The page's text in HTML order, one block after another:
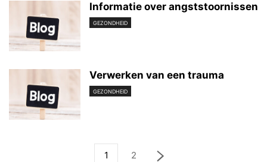
Informatie over angststoornissen
GEZONDHEID
Verwerken van een trauma
GEZONDHEID
1 2